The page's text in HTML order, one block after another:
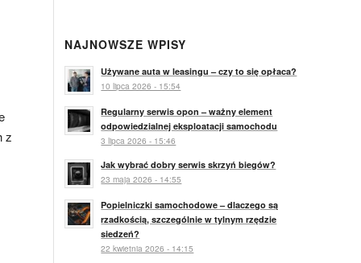
z
NAJNOWSZE WPISY
Używane auta w leasingu – czy to się opłaca?
10 lipca 2026 - 15:54
Regularny serwis opon – ważny element
odpowiedzialnej eksploatacji samochodu
3 lipca 2026 - 15:46
Jak wybrać dobry serwis skrzyń biegów?
23 maja 2026 - 14:55
Popielniczki samochodowe – dlaczego są
rzadkością, szczególnie w tylnym rzędzie
siedzeń?
22 kwietnia 2026 - 14:15